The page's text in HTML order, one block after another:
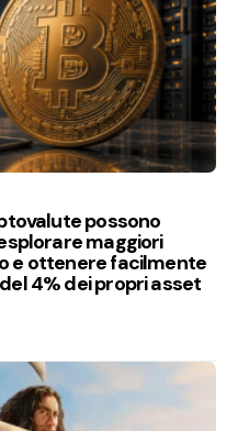
possono
maggiori
e ottenere facilmente
4% dei propri asset